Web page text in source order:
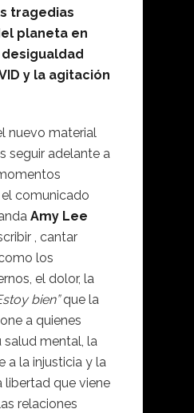
tragedias
planeta en
y la agitación
nuevo material
seguir adelante a
comunicado
Amy Lee
, cantar
los
el dolor, la
bien”que la
a quienes
salud mental, la
a la injusticia y la
libertad que viene
relaciones